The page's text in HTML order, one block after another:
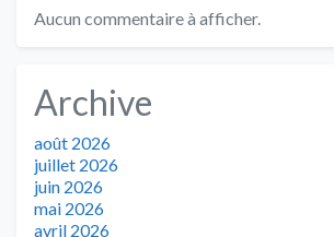
Aucun commentaire à afficher.
Archive
août 2026
juillet 2026
juin 2026
mai 2026
avril 2026